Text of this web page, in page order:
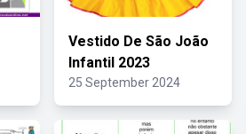
Vestido De São João
Infantil 2023
25 September 2024